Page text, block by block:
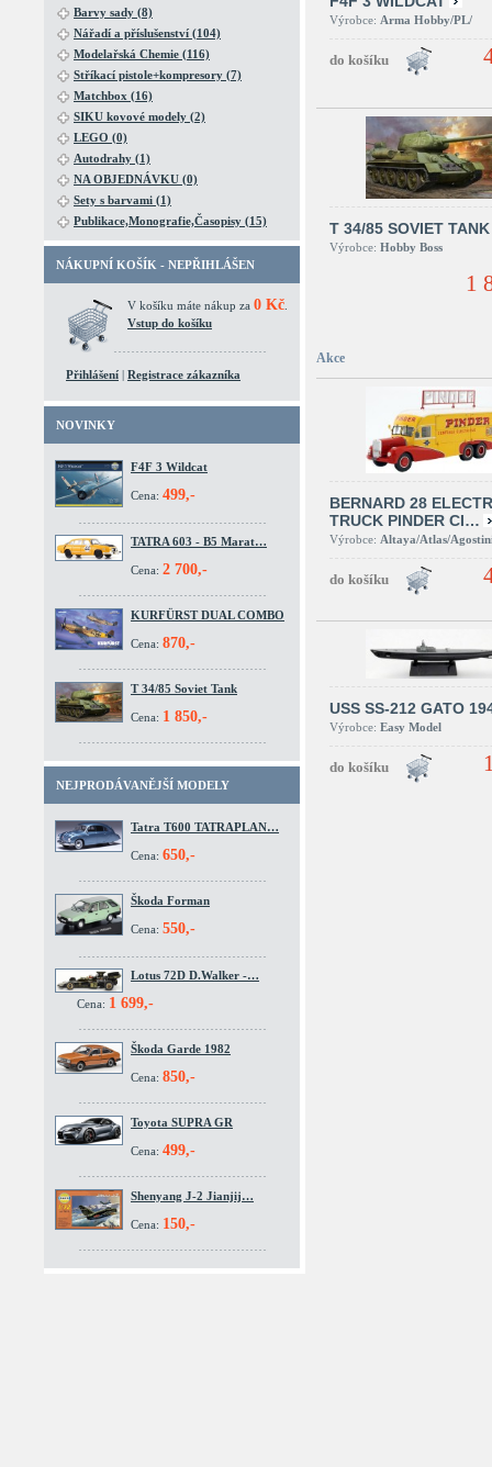
Barvy sady (8)
Nářadí a příslušenství (104)
Modelařská Chemie (116)
Stříkací pistole+kompresory (7)
Matchbox (16)
SIKU kovové modely (2)
LEGO (0)
Autodrahy (1)
NA OBJEDNÁVKU (0)
Sety s barvami (1)
Publikace,Monografie,Časopisy (15)
NÁKUPNÍ KOŠÍK - NEPŘIHLÁŠEN
V košíku máte nákup za 0 Kč
Vstup do košíku
Přihlášení | Registrace zákazníka
NOVINKY
F4F 3 Wildcat
Cena: 499,-
TATRA 603 - B5 Marat…
Cena: 2 700,-
KURFÜRST DUAL COMBO
Cena: 870,-
T 34/85 Soviet Tank
Cena: 1 850,-
NEJPRODÁVANĚJŠÍ MODELY
Tatra T600 TATRAPLAN…
Cena: 650,-
Škoda Forman
Cena: 550,-
Lotus 72D D.Walker -…
Cena: 1 699,-
Škoda Garde 1982
Cena: 850,-
Toyota SUPRA GR
Cena: 499,-
Shenyang J-2 Jianjij…
Cena: 150,-
Výrobce: Arma Hobby/PL/
T 34/85 SOVIET TANK
Výrobce: Hobby Boss
1
Akce
BERNARD 28
TRUCK PINDER CI…
Výrobce: Altaya/Atlas/
USS SS-212 GATO
Výrobce: Easy Model